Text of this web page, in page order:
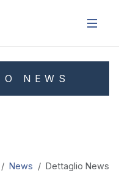
NEWS
News Dettaglio News